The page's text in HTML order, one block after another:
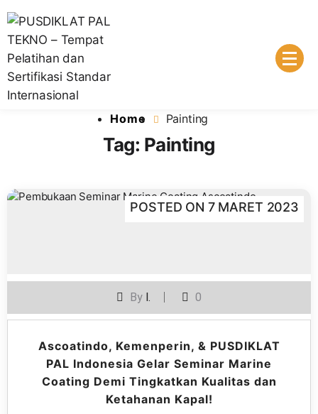
to
content
PUSDIKLAT PAL TEKNO – Tempat
Pelatihan dan Sertifikasi Standar
Internasional
Lembaga Pelatihan dan Sertifikasi Standar Internasional
Home Painting
Tag: Painting
POSTED ON 7 MARET 2023
By I. 0
Ascoatindo, Kemenperin, & PUSDIKLAT
PAL Indonesia Gelar Seminar Marine
Coating Demi Tingkatkan Kualitas dan
Ketahanan Kapal!